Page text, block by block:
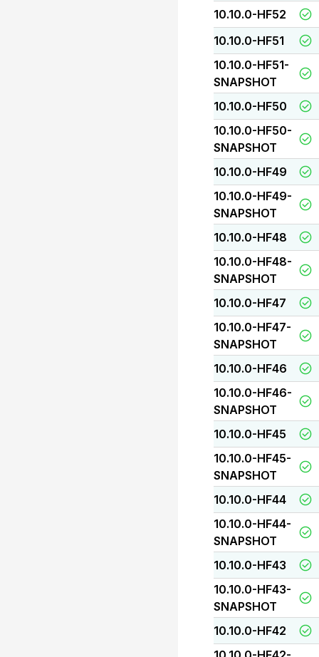
10.10.0-HF52
10.10.0-HF51
10.10.0-HF51-
SNAPSHOT
10.10.0-HF50
10.10.0-HF50-
SNAPSHOT
10.10.0-HF49
10.10.0-HF49-
SNAPSHOT
10.10.0-HF48
10.10.0-HF48-
SNAPSHOT
10.10.0-HF47
10.10.0-HF47-
SNAPSHOT
10.10.0-HF46
10.10.0-HF46-
SNAPSHOT
10.10.0-HF45
10.10.0-HF45-
SNAPSHOT
10.10.0-HF44
10.10.0-HF44-
SNAPSHOT
10.10.0-HF43
10.10.0-HF43-
SNAPSHOT
10.10.0-HF42